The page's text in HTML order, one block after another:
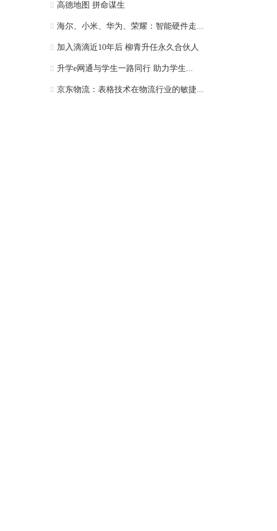
高德地图 拼命谋生
海尔、小米、华为、荣耀：智能硬件走...
加入滴滴近10年后 柳青升任永久合伙人
升学e网通与学生一路同行 助力学生...
京东物流：表格技术在物流行业的敏捷...